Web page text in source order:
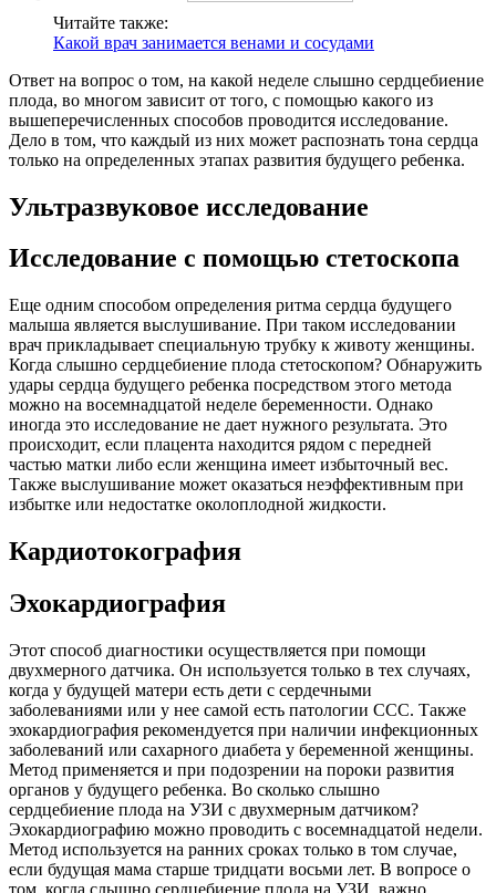
Читайте также:
Какой врач занимается венами и сосудами
Ответ на вопрос о том, на какой неделе слышно сердцебиение
плода, во многом зависит от того, с помощью какого из
вышеперечисленных способов проводится исследование.
Дело в том, что каждый из них может распознать тона сердца
только на определенных этапах развития будущего ребенка.
Ультразвуковое исследование
Исследование с помощью стетоскопа
Еще одним способом определения ритма сердца будущего
малыша является выслушивание. При таком исследовании
врач прикладывает специальную трубку к животу женщины.
Когда слышно сердцебиение плода стетоскопом? Обнаружить
удары сердца будущего ребенка посредством этого метода
можно на восемнадцатой неделе беременности. Однако
иногда это исследование не дает нужного результата. Это
происходит, если плацента находится рядом с передней
частью матки либо если женщина имеет избыточный вес.
Также выслушивание может оказаться неэффективным при
избытке или недостатке околоплодной жидкости.
Кардиотокография
Эхокардиография
Этот способ диагностики осуществляется при помощи
двухмерного датчика. Он используется только в тех случаях,
когда у будущей матери есть дети с сердечными
заболеваниями или у нее самой есть патологии ССС. Также
эхокардиография рекомендуется при наличии инфекционных
заболеваний или сахарного диабета у беременной женщины.
Метод применяется и при подозрении на пороки развития
органов у будущего ребенка. Во сколько слышно
сердцебиение плода на УЗИ с двухмерным датчиком?
Эхокардиографию можно проводить с восемнадцатой недели.
Метод используется на ранних сроках только в том случае,
если будущая мама старше тридцати восьми лет. В вопросе о
том, когда слышно сердцебиение плода на УЗИ, важно